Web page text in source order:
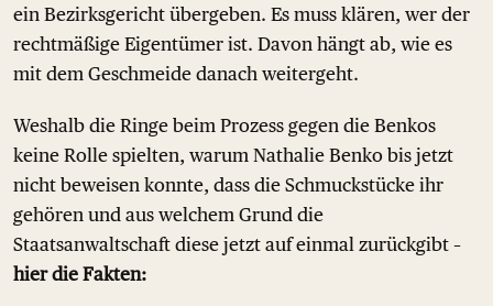
ein Bezirksgericht übergeben. Es muss klären, wer der
rechtmäßige Eigentümer ist. Davon hängt ab, wie es
mit dem Geschmeide danach weitergeht.
Weshalb die Ringe beim Prozess gegen die Benkos
keine Rolle spielten, warum Nathalie Benko bis jetzt
nicht beweisen konnte, dass die Schmuckstücke ihr
gehören und aus welchem Grund die
Staatsanwaltschaft diese jetzt auf einmal zurückgibt –
hier die Fakten: